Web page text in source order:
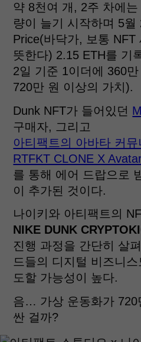
약 8천여 개, 2주 차에
량이 늘기 시작하며 5월
Price(바닥가, 보통 NFT
뜻한다) 2.15 ETH를 기
2일 기준 1이더에 360
720만 원 이상의 가치).
Dunk NFT가 들어있던
구매자, 그리고
아티팩트의 아바타 커
RTFKT CLONE X
를 통해 에어 드랍으로
이 추가된 것이다.
나이키와 아티팩트의
NIKE DUNK
진행 과정을 간단히 살
드들의 디지털 비즈니
도할 가능성이 높다.
음… 가상 운동화가 720
싼 걸까?